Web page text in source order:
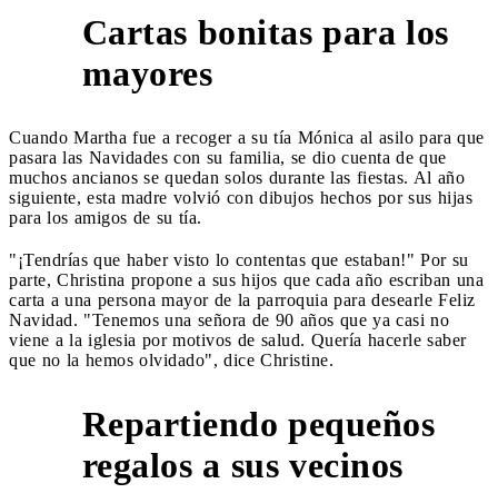
Cartas bonitas para los
mayores
Cuando Martha fue a recoger a su tía Mónica al asilo para que
pasara las Navidades con su familia, se dio cuenta de que
muchos ancianos se quedan solos durante las fiestas. Al año
siguiente, esta madre volvió con dibujos hechos por sus hijas
para los amigos de su tía.
"¡Tendrías que haber visto lo contentas que estaban!" Por su
parte, Christina propone a sus hijos que cada año escriban una
carta a una persona mayor de la parroquia para desearle Feliz
Navidad. "Tenemos una señora de 90 años que ya casi no
viene a la iglesia por motivos de salud. Quería hacerle saber
que no la hemos olvidado", dice Christine.
Repartiendo pequeños
regalos a sus vecinos